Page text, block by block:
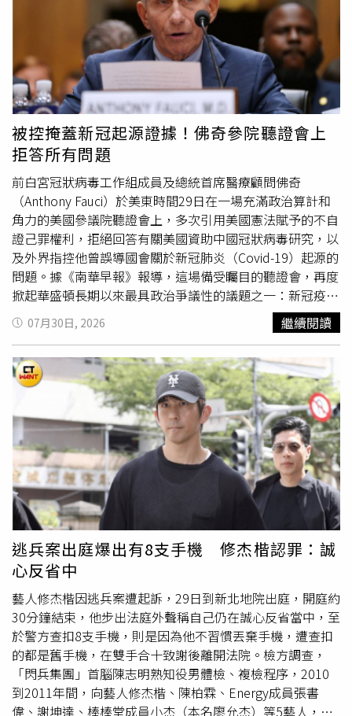
中一位媳婦、一位孫子涉嫌過失傷害，7月15日開庭時，孫
子認罪、媳婦不認罪。王家人則告賴姓女子偽造文書，檢方
找來今年1月辦理結婚登記的戶政所公務員，證實王姓人瑞
不但可以清楚說出姓名，也能一題一題回答公務員的詢問，
全案並無證據顯示王姓人瑞與看護結婚有違反他的意願。
被控掩蓋新冠起源證據！佛奇參院聽證會上
拒答所有問題
前白宮冠狀病毒工作組成員及總統首席醫療顧問佛奇
（Anthony Fauci）於美東時間29日在一場充滿政治算計和
角力的美國參議院聽證會上，多次引用美國憲法賦予的不自
證己罪權利，拒絕回答有關美國資助中國冠狀病毒研究，以
及外界指控他曾誤導國會關於新冠肺炎（Covid-19）起源的
問題。據《南華早報》報導，這場備受矚目的聽證會，再度
掀起華盛頓長期以來最具政治爭議性的議題之一：新冠疫情
究竟是源自動物自然傳播，還是與中國武漢某間實驗室事故
有關，以及美國政府是否充分監督那些由美國資金支持的相
關研究。佛奇曾領導美國國家過敏與傳染病研究所
（National Institute of Allergy and Infectious
Diseases），並在疫情期間成為美國政府應對新冠疫情的代
表性人物。由於外界持續爭論病毒起源問題，他被傳喚在29
日出席參議院國土安全與政府事務委員會（HSGAC）的聽
證會。來自肯塔基州（Kentucky）的共和黨參議員保羅
（Rand Paul），長期指控佛奇掩蓋支持「實驗室洩漏理
論」的證據，而該理論認為病毒可能與中國武漢病毒研究所
的研究活動有關。佛奇在開場陳述中反擊保羅，指控對方
「執迷於」希望看到自己遭到起訴，並表示回答委員會問題
可能使自己面臨出於政治動機的司法追訴，「（保羅）要求
我出席這個委員會的唯一原因，就是希望讓我說出某些事
情，任何事情，藉此證明他過去公開多次承諾，要讓我『身
陷牢獄』的說法是正確的。」在佛奇簡短發表聲明後，保羅
隨即開始一連串質詢，「你能否向委員會解釋，為什麼你選
擇資助這種在中國進行的危險研究？」結果現年85歲的佛奇
面對參議員提出的每1個問題，都引用美國憲法第五修正案
（Fifth Amendment）的權利，「在律師建議下，我謹此拒
絕回答，理由是我享有美國憲法第五修正案所保障的權
利。」值得注意的是，佛奇的律師試圖在聽證會期間發表聲
07月30日, 2026 繼續閱讀
逃兵案出庭爆出有8支手機 修杰楷認罪：誠
心反省中
藝人修杰楷因逃兵案遭起訴，29日到新北地院出庭，開庭約
30分鐘結束，他步出法庭外聲稱自己仍在誠心反省當中，至
於警方查扣8支手機，則是因為他不習慣丟棄手機，遭查扣
的都是舊手機，在雙手合十致謝後離開法院。檢方調查，
「閃兵集團」首腦陳志明熟知役男體檢、複檢程序，2010
到2011年間，向藝人修杰楷、陳柏霖、Energy成員張書
偉、謝坤達、棒棒堂成員小杰（本名廖允杰）等5藝人，收